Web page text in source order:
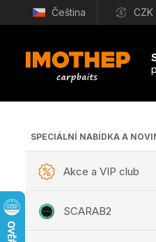
Čeština CZK
SPECIÁLNÍ NABÍDKA A
Akce a VIP club
SCARAB2